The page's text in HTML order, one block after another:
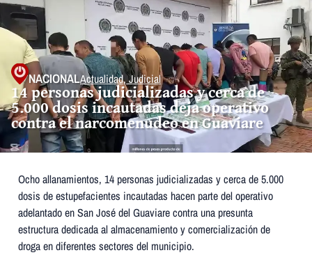
NACIONALActualidad,Judicial
14 personas judicializadas y cerca de
5.000 dosis incautadas deja operativo
contra el narcomenudeo en Guaviare
Ocho allanamientos, 14 personas judicializadas y cerca de 5.000
dosis de estupefacientes incautadas hacen parte del operativo
adelantado en San José del Guaviare contra una presunta
estructura dedicada al almacenamiento y comercialización de
droga en diferentes sectores del municipio.